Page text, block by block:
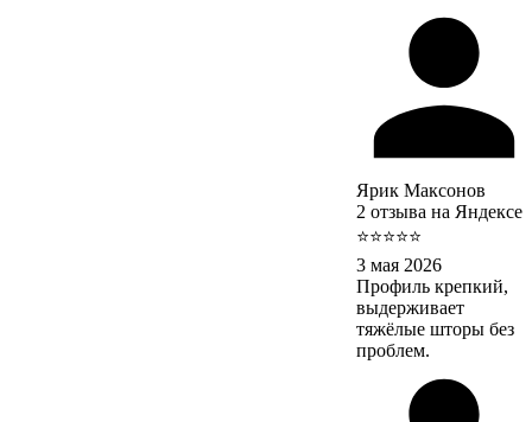
Ярик Максонов
2 отзыва на Яндексе
⭐⭐⭐⭐⭐
3 мая 2026
Профиль крепкий,
выдерживает
тяжёлые шторы без
проблем.